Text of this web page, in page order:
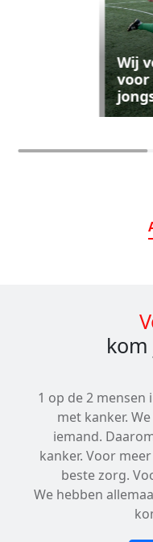
Wij
voor
1 op de 2
met kanker.
iemand.
kanker. Voor
beste zorg.
We hebben